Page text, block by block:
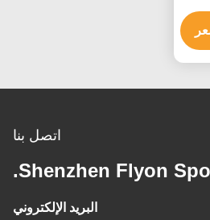
اتصل بنا
Shenzhen Flyon
البريد الإلكتروني